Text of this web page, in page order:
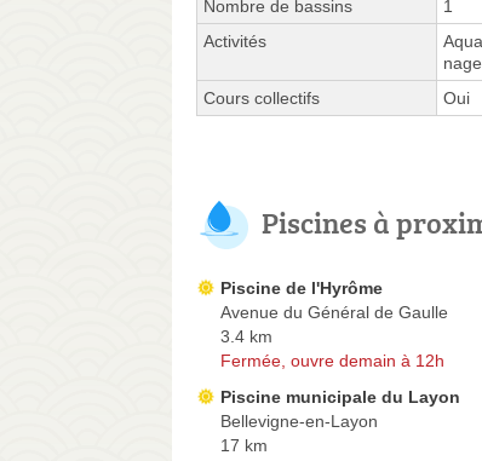
Nombre de bassins
1
Activités
Cours collectifs
Oui
Piscines à
Piscine de l'Hyrôme
Avenue du Général de Gaulle
3.4 km
Fermée, ouvre demain à 12h
Piscine municipale du Layon
Bellevigne-en-Layon
17 km